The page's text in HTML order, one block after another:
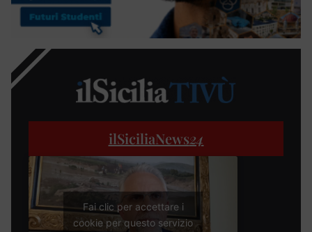
ilSiciliaNews24
Fai clic per accettare i
cookie per questo servizio